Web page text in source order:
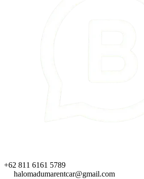
+62 811 6161 5789
halomadumarentcar@gmail.com